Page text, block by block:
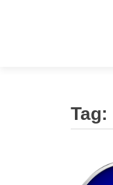
Tag: